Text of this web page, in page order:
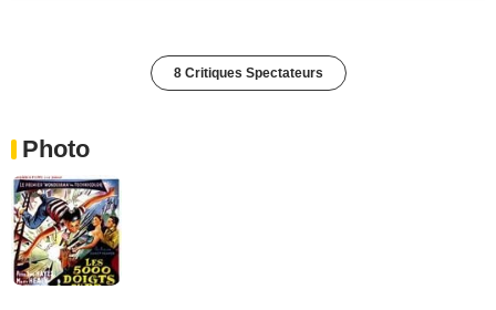
8 Critiques Spectateurs
Photo